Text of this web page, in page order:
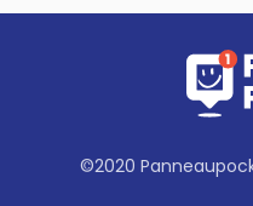
©2020